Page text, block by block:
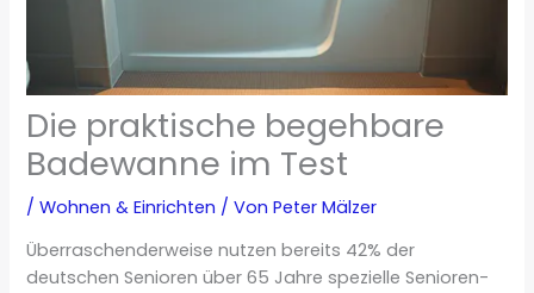
Die praktische begehbare
Badewanne im Test
/Wohnen & Einrichten / VonPeter Mälzer
Überraschenderweise nutzen bereits 42% der
deutschen Senioren über 65 Jahre spezielle Senioren-